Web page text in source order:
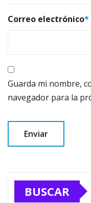
Correo electrónico*
Guarda mi nombre,
navegador para la
BUSCAR